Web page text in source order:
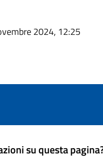
2024, 12:25
su questa